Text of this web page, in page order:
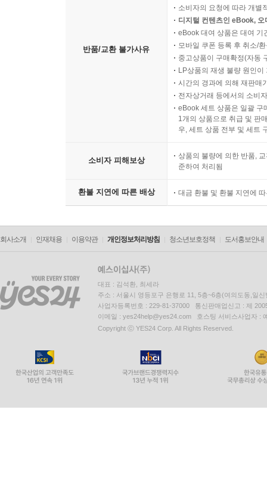
반품/교환 불가사유
소비자의 요청에 따라 개별
디지털 컨텐츠인 eBook,
eBook 대여 상품은 대여 기
모바일 쿠폰 등록 후 취소/
중고상품이 구매확정(자동
LP상품의 재생 불량 원인
시간의 경과에 의해 재판매
전자상거래 등에서의 소비
eBook 세트 상품은 일괄 구
1개의 상품으로 취급 및 판
우, 세트 상품 전부 및 세트
소비자 피해보상
상품의 불량에 의한 반품,
준하여 처리됨
환불 지연에 따른 배상 대금 환불 및 환불 지연에
회사소개 인재채용 이용약관 개인정보처리방침 청소년보호정책 도서홍보안내
대표 : 김석환, 최세라
주소 : 서울시 영등포구 은행로 11, 5층~6층(여의도동,일신
사업자등록번호 : 229-81-37000 통신판매업신고 : 제
이메일 : yes24help@yes24.com 호스팅 서비스사업자 :
Copyright ⓒ YES24 Corp. All Rights Reserved.